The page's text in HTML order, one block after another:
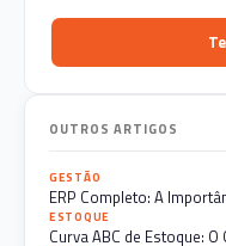
OUTROS ARTIGOS
GESTÃO
ERP Completo: A
ESTOQUE
Curva ABC de Estoque: